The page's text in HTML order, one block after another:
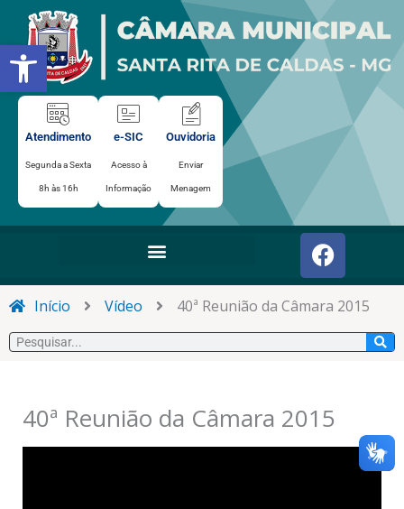
Abrir a barra de ferramentas
para
conteúdo
Atendimento
Segunda a Sexta
8h às 16h
e-SIC
Acesso à
Informação
Ouvidoria
Enviar
Menagem
F
a
c
e
b
o
Início Vídeo
40ª Reunião da Câmara 2015
Pesquisar
40ª Reunião da Câmara 2015